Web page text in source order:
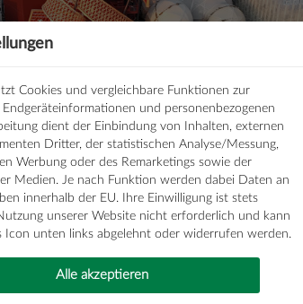
Pavillon
Cookies und vergleichbare Funktionen zur
und personenbezogenen
dient der Einbindung von Inhalten, externen
Dritter, der statistischen Analyse/Messung,
Werbung oder des Remarketings sowie der
Medien. Je nach Funktion werden dabei Daten an
innerhalb der EU. Ihre Einwilligung ist stets
unserer Website nicht erforderlich und kann
Icon unten links abgelehnt oder widerrufen werden.
Alle akzeptieren